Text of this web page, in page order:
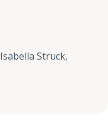
Isabella Struck,